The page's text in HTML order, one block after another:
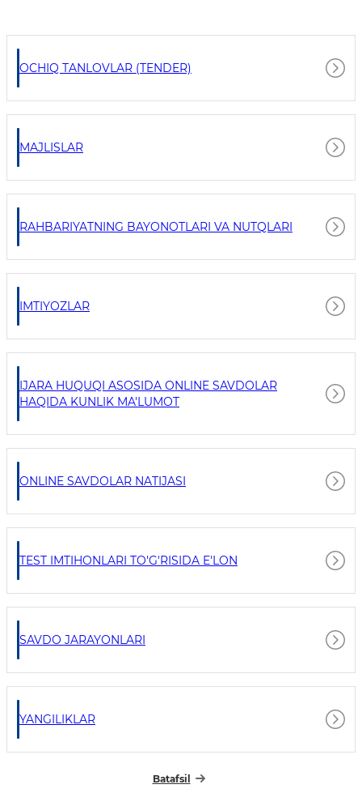
OCHIQ TANLOVLAR (TENDER)
MAJLISLAR
RAHBARIYATNING BAYONOTLARI VA NUTQLARI
IMTIYOZLAR
IJARA HUQUQI ASOSIDA ONLINE SAVDOLAR
HAQIDA KUNLIK MA'LUMOT
ONLINE SAVDOLAR NATIJASI
TEST IMTIHONLARI TO'G'RISIDA E'LON
SAVDO JARAYONLARI
YANGILIKLAR
Batafsil